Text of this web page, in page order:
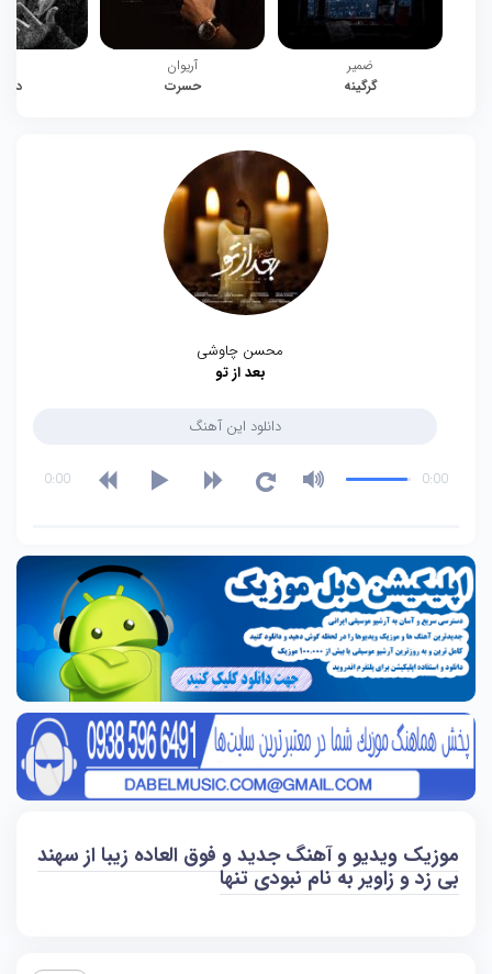
ضمیر
گرگینه
آریوان
حسرت
محسن چاوشی
بعد از تو
دانلود این آهنگ
0:00
0:00
موزیک ویدیو و آهنگ جدید و فوق العاده زیبا از سهند
بی زد و زاویر به نام نبودی تنها